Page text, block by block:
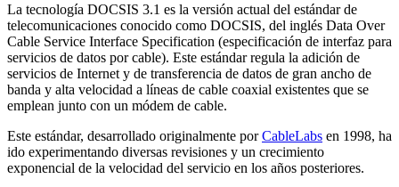
La tecnología DOCSIS 3.1 es la versión actual del estándar de
telecomunicaciones conocido como DOCSIS, del inglés Data Over
Cable Service Interface Specification (especificación de interfaz para
servicios de datos por cable). Este estándar regula la adición de
servicios de Internet y de transferencia de datos de gran ancho de
banda y alta velocidad a líneas de cable coaxial existentes que se
emplean junto con un módem de cable.
Este estándar, desarrollado originalmente porCableLabs en 1998, ha
ido experimentando diversas revisiones y un crecimiento
exponencial de la velocidad del servicio en los años posteriores.